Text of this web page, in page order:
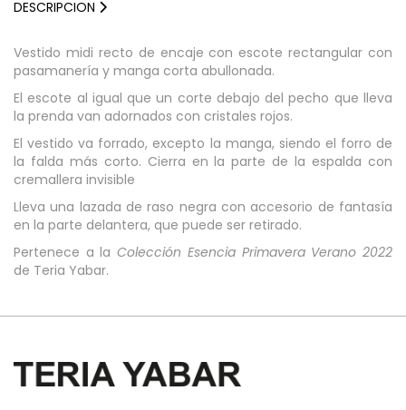
DESCRIPCION
Vestido midi recto de encaje con escote rectangular con
pasamanería y manga corta abullonada.
El escote al igual que un corte debajo del pecho que lleva
la prenda van adornados con cristales rojos.
El vestido va forrado, excepto la manga, siendo el forro de
la falda más corto. Cierra en la parte de la espalda con
cremallera invisible
Lleva una lazada de raso negra con accesorio de fantasía
en la parte delantera, que puede ser retirado.
Pertenece a laColección Esencia Primavera Verano 2022
de Teria Yabar.